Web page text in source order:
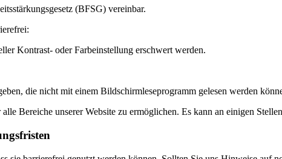
(BFSG) vereinbar.
Kontrast- oder Farbeinstellung erschwert werden.
die nicht mit einem Bildschirmleseprogramm gelesen werden
Bereiche unserer Website zu ermöglichen. Es kann an einigen